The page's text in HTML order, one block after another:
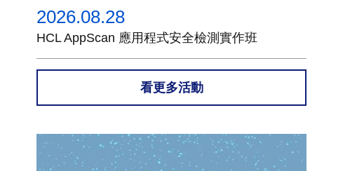
2026.08.28
HCL AppScan 應用程式安全檢測實作班
看更多活動